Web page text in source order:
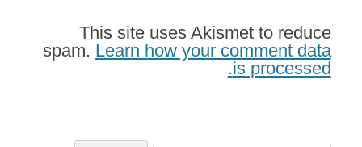
This site uses Akismet to reduce
spam. Learn how your comment data
is processed.